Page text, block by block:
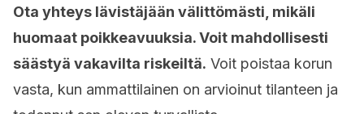
Ota yhteys lävistäjään välittömästi, mikäli
huomaat poikkeavuuksia. Voit mahdollisesti
säästyä vakavilta riskeiltä. Voit poistaa korun
vasta, kun ammattilainen on arvioinut tilanteen ja